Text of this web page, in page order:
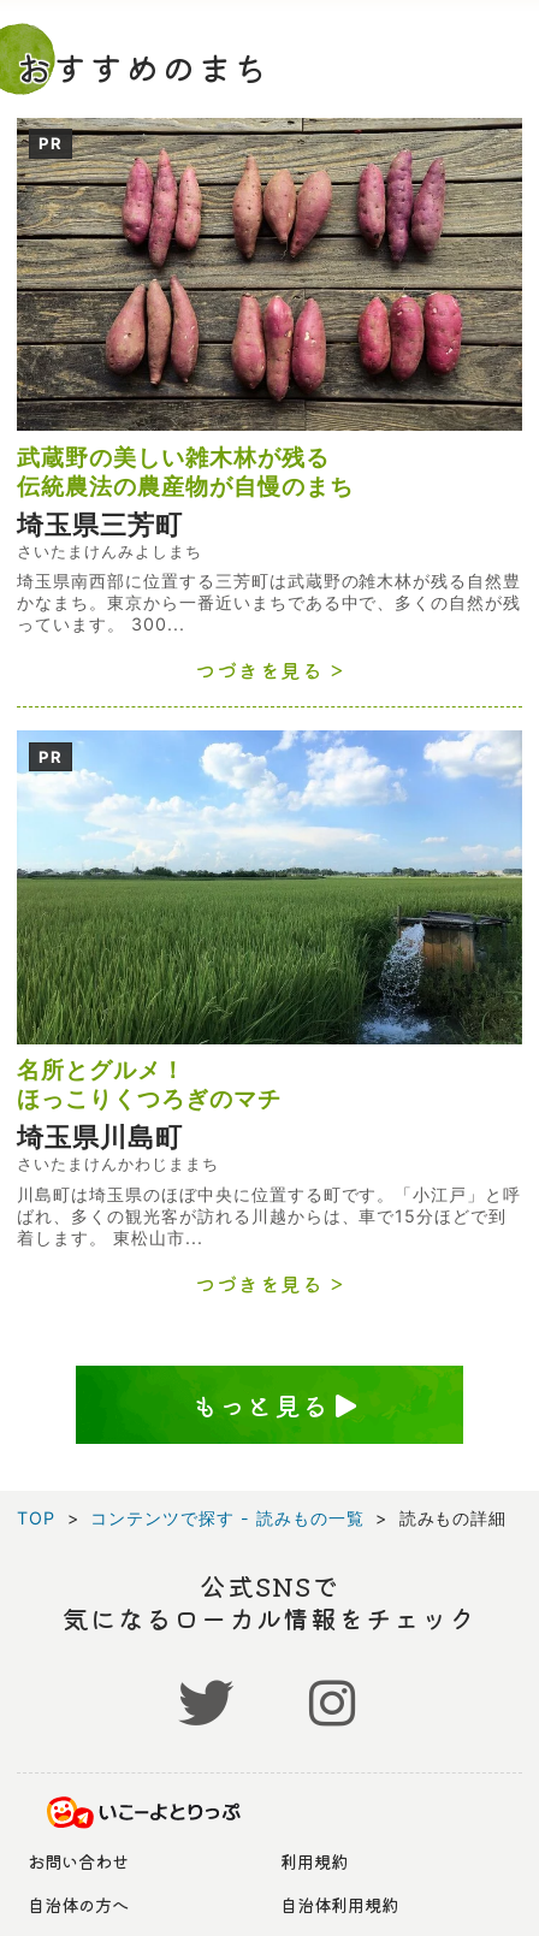
おすすめのまち
PR
武蔵野の美しい雑木林が残る
伝統農法の農産物が自慢のまち
埼玉県三芳町
さいたまけんみよしまち
埼玉県南西部に位置する三芳町は武蔵野の雑木林が残る自然豊
かなまち。東京から一番近いまちである中で、多くの自然が残
っています。 300...
つづきを見る
PR
名所とグルメ！
ほっこりくつろぎのマチ
埼玉県川島町
さいたまけんかわじままち
川島町は埼玉県のほぼ中央に位置する町です。「小江戸」と呼
ばれ、多くの観光客が訪れる川越からは、車で15分ほどで到
着します。 東松山市...
つづきを見る
もっと見る
TOP コンテンツで探す - 読みもの一覧 読みもの詳細
公式SNSで
気になるローカル情報をチェック
お問い合わせ
利用規約
自治体の方へ
自治体利用規約